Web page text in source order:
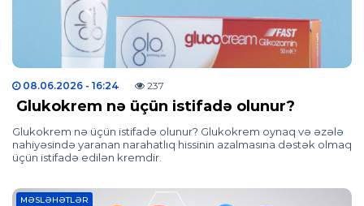
08.06.2026 - 16:24 237
Glukokrem nə üçün istifadə olunur?
Glukokrem nə üçün istifadə olunur? Glukokrem oynaq və əzələ
nahiyəsində yaranan narahatlıq hissinin azalmasına dəstək olmaq
üçün istifadə edilən kremdir.
MƏSLƏHƏTLƏR